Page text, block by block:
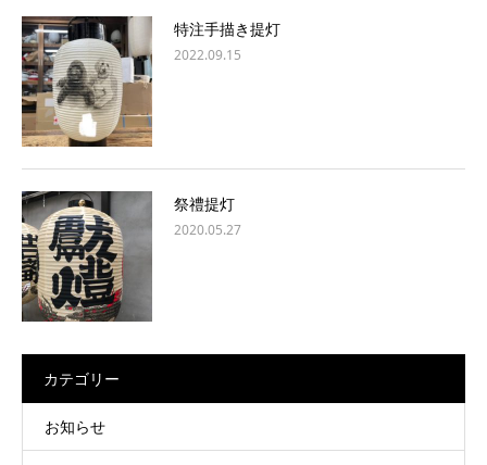
特注手描き提灯
2022.09.15
祭禮提灯
2020.05.27
カテゴリー
お知らせ